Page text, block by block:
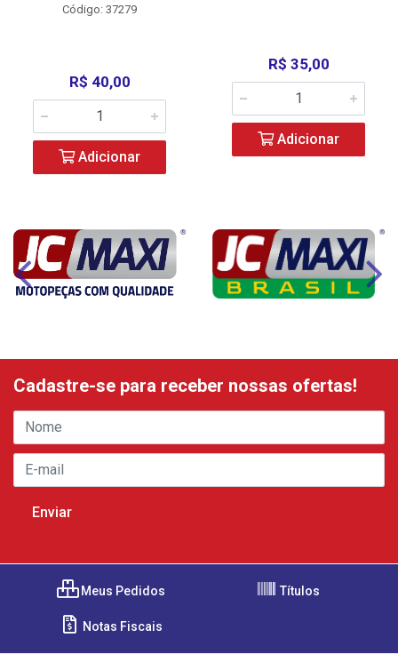
Código: 37279
R$ 40,00
Adicionar
R$ 35,00
Adicionar
Cadastre-se para receber nossas ofertas!
Meus Pedidos Títulos
Notas Fiscais